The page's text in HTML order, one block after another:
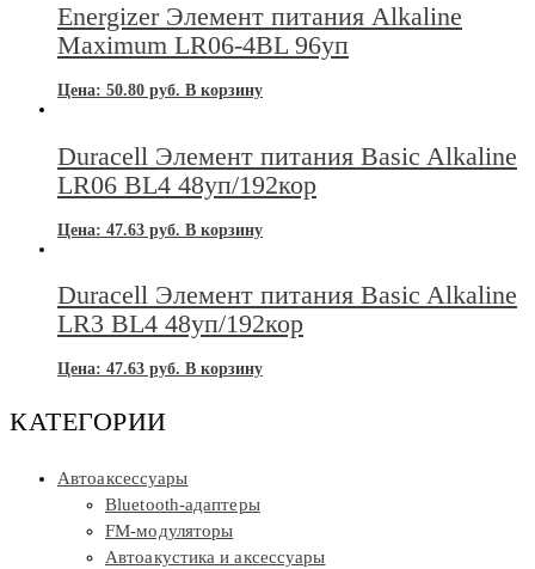
Energizer Элемент питания Alkaline
Maximum LR06-4BL 96уп
Цена: 50.80 руб. В корзину
Duracell Элемент питания Basic Alkaline
LR06 BL4 48уп/192кор
Цена: 47.63 руб. В корзину
Duracell Элемент питания Basic Alkaline
LR3 BL4 48уп/192кор
Цена: 47.63 руб. В корзину
КАТЕГОРИИ
Автоаксессуары
Bluetooth-адаптеры
FM-модуляторы
Автоакустика и аксессуары